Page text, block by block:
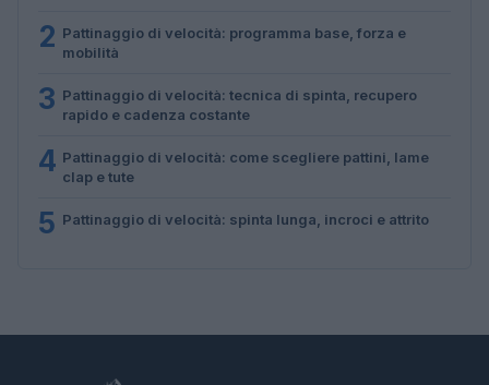
2 Pattinaggio di velocità: programma base, forza e
mobilità
3 Pattinaggio di velocità: tecnica di spinta, recupero
rapido e cadenza costante
4 Pattinaggio di velocità: come scegliere pattini, lame
clap e tute
5 Pattinaggio di velocità: spinta lunga, incroci e attrito